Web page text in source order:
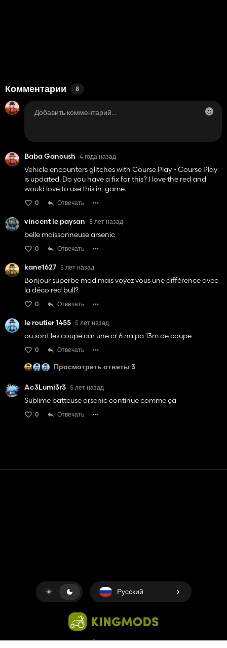
Комментарии 8
Baba Ganoush 4 года назад
Vehicle encounters glitches with Course Play - Course Play
is updated. Do you have a fix for this? I love the red and
would love to use this in-game.
0 Отвечать
vincent le paysan 5 лет назад
belle moissonneuse arsenic
0 Отвечать
kane1627 5 лет назад
Bonjour superbe mod mais voyez vous une différence avec
la déco red bull?
0 Отвечать
le routier 1455 5 лет назад
ou sont les coupe car une cr 6 na pa 13m de coupe
0 Отвечать
Просмотреть ответы 3
Ac3Lumi3r3 5 лет назад
Sublime batteuse arsenic continue comme ça
0 Отвечать
Copyright © 2018-2026 King UP SAS. Все права защищены.
Русский